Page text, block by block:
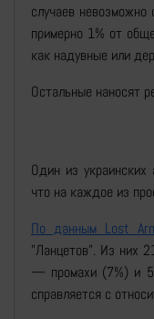
случаев
примерно 1% от
как надувные или
Остальные наносят
Один из украинских
что на каждое из
По данным Lost
"Ланцетов". Из них
— промахи (7%) и
справляется с